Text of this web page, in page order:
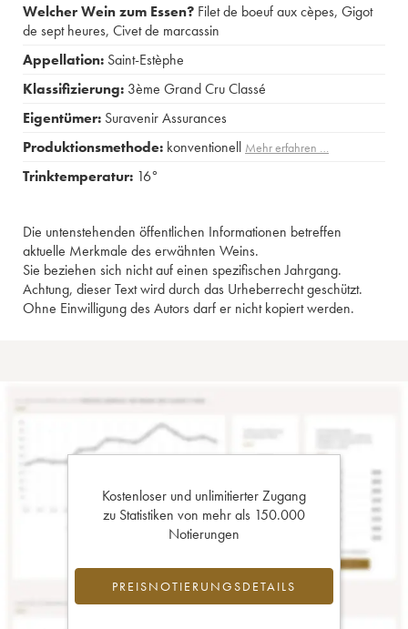
Welcher Wein zum Essen? Filet de boeuf aux cèpes, Gigot
de sept heures, Civet de marcassin
Appellation: Saint-Estèphe
Klassifizierung: 3ème Grand Cru Classé
Eigentümer: Suravenir Assurances
Produktionsmethode: konventionell Mehr erfahren …
Trinktemperatur: 16°
Die untenstehenden öffentlichen Informationen betreffen
aktuelle Merkmale des erwähnten Weins.
Sie beziehen sich nicht auf einen spezifischen Jahrgang.
Achtung, dieser Text wird durch das Urheberrecht geschützt.
Ohne Einwilligung des Autors darf er nicht kopiert werden.
Kostenloser und unlimitierter Zugang
zu Statistiken von mehr als 150.000
Notierungen
PREISNOTIERUNGSDETAILS